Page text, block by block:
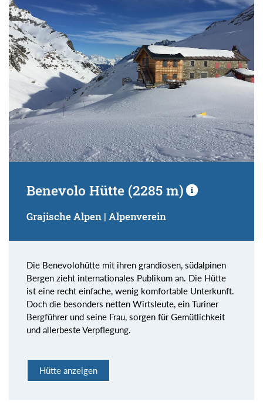
Benevolo Hütte (2285 m)
Grajische Alpen | Alpenverein
Die Benevolohütte mit ihren grandiosen, südalpinen
Bergen zieht internationales Publikum an. Die Hütte
ist eine recht einfache, wenig komfortable Unterkunft.
Doch die besonders netten Wirtsleute, ein Turiner
Bergführer und seine Frau, sorgen für Gemütlichkeit
und allerbeste Verpflegung.
Hütte anzeigen